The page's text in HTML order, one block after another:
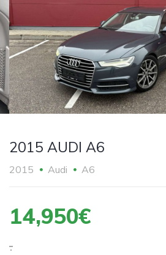
2015 AUDI A6
2015 Audi A6
14,950€
.